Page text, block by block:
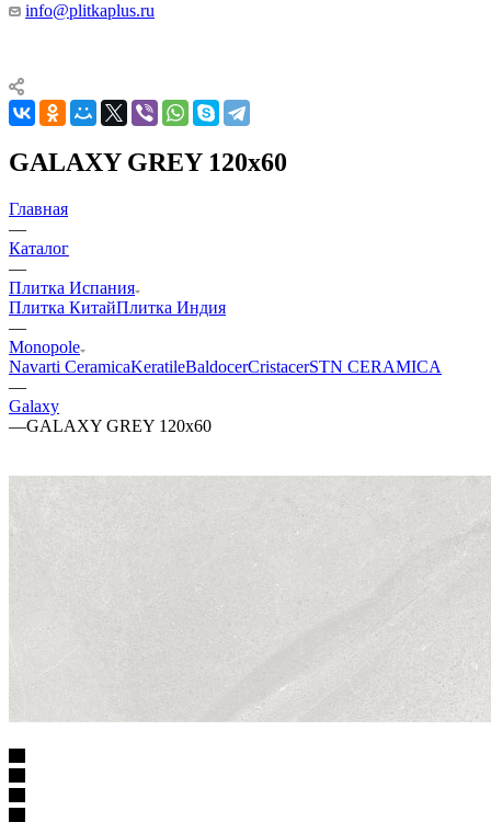
info@plitkaplus.ru
GALAXY GREY 120x60
Главная
—
Каталог
—
Плитка Испания
Плитка КитайПлитка Индия
—
Monopole
Navarti CeramicaKeratileBaldocerCristacerSTN CERAMICA
—
Galaxy
—GALAXY GREY 120x60